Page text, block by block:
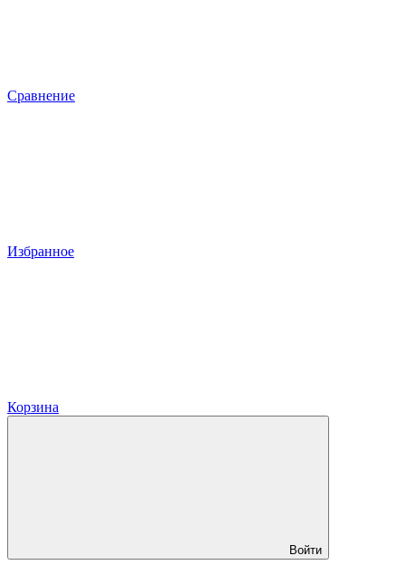
Сравнение
Избранное
Корзина
Войти